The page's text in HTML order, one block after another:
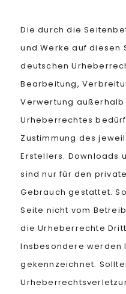
Die durch die
und Werke auf diesen
deutschen
Bearbeitung,
Verwertung
Urheberrechtes
Zustimmung des
Erstellers. Downloads
sind nur für den
Gebrauch gestattet.
Seite nicht vom
die Urheberrechte
Insbesondere werden
gekennzeichnet.